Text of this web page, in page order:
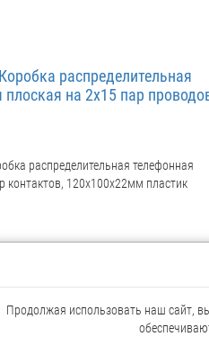
распределительная
плоская на 2х15 пар
распределительная телефонная
контактов, 120х100х22мм пластик
Продолжая использовать наш сайт,